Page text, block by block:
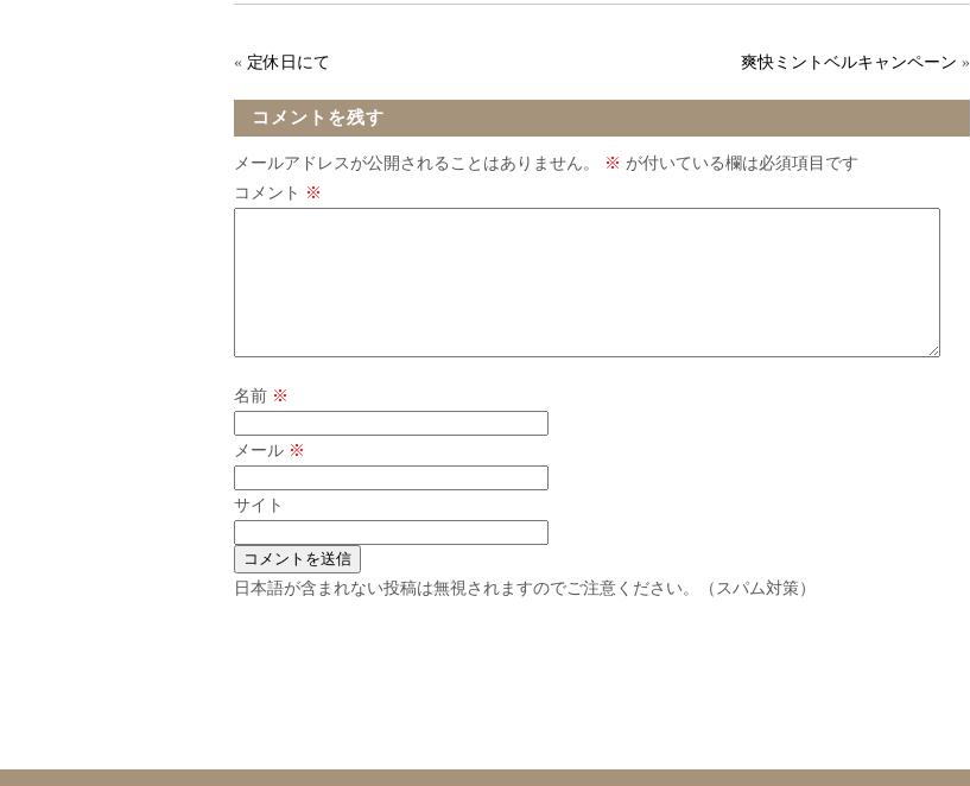
« 定休日にて 爽快ミントベルキャンペーン »
コメントを残す
メールアドレスが公開されることはありません。 ※ が付いている欄は必須項目です
コメント ※
名前 ※
メール ※
サイト
日本語が含まれない投稿は無視されますのでご注意ください。（スパム対策）